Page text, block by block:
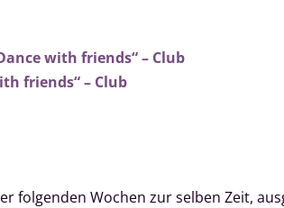
with friends“ – Club
friends“ – Club
folgenden Wochen zur selben Zeit,